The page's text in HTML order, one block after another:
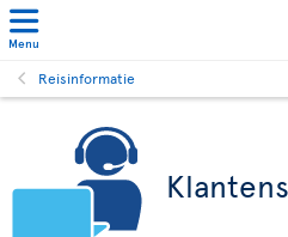
Menu
Reisinformatie